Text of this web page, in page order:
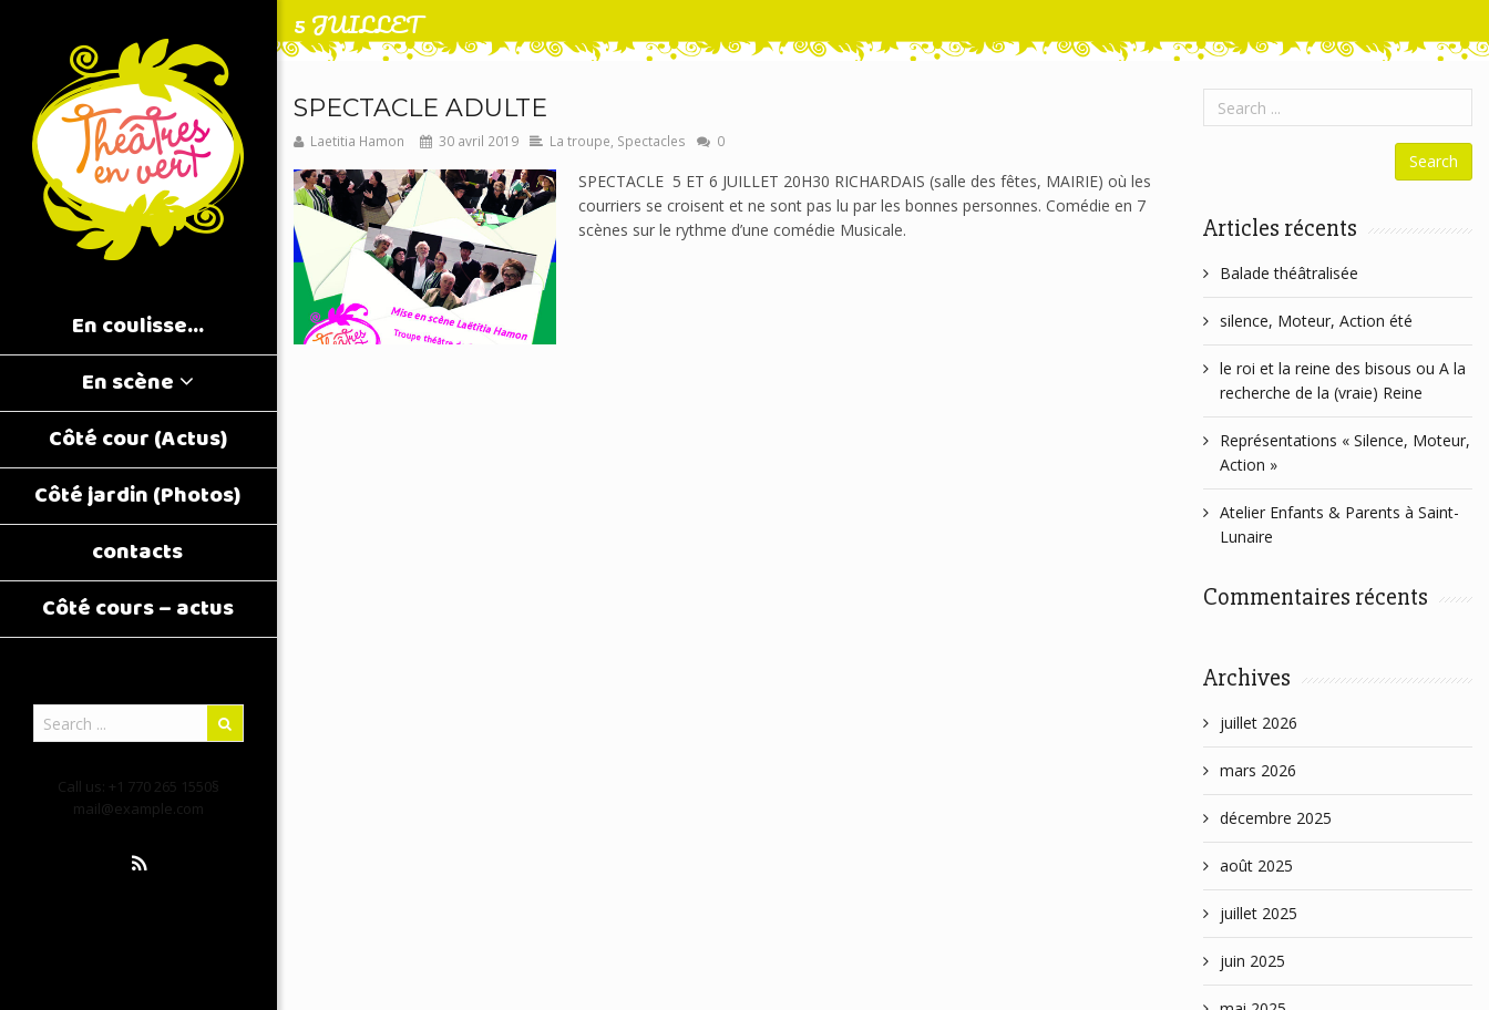
En coulisse…
En scène
Côté cour (Actus)
Côté jardin (Photos)
contacts
Côté cours – actus
Call us: +1 770 265 1550§
mail@example.com
5 JUILLET
SPECTACLE ADULTE
Laetitia Hamon 30 avril 2019 La troupe Spectacles 0
SPECTACLE 5 ET 6 JUILLET 20H30 RICHARDAIS (salle des fêtes, MAIRIE) où les
courriers se croisent et ne sont pas lu par les bonnes personnes. Comédie en 7
scènes sur le rythme d’une comédie Musicale.
Articles récents
Balade théâtralisée
silence, Moteur, Action été
le roi et la reine des bisous ou A la
recherche de la (vraie) Reine
Représentations « Silence, Moteur,
Action »
Atelier Enfants & Parents à Saint-
Lunaire
Commentaires récents
Archives
juillet 2026
mars 2026
décembre 2025
août 2025
juillet 2025
juin 2025